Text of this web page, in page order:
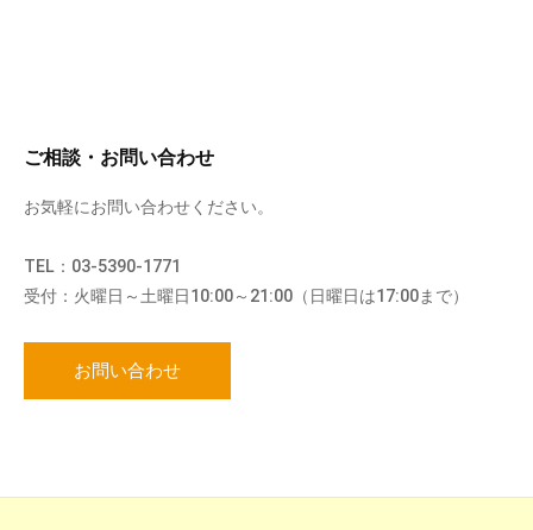
ご相談・お問い合わせ
お気軽にお問い合わせください。
TEL：03-5390-1771
受付：火曜日～土曜日10:00～21:00（日曜日は17:00まで）
お問い合わせ